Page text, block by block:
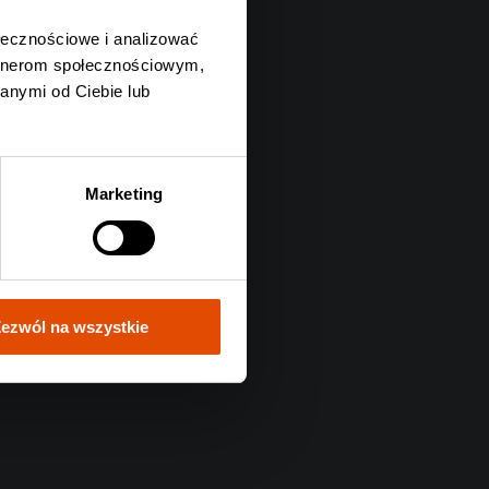
i analizować
społecznościowym,
od Ciebie lub
Marketing
na wszystkie